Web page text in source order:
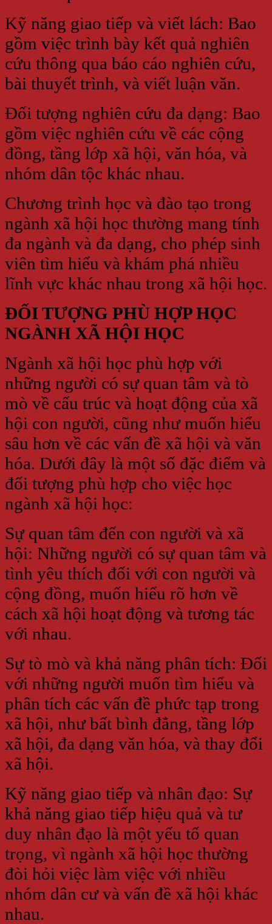
Kỹ năng giao tiếp và viết lách: Bao
gồm việc trình bày kết quả nghiên
cứu thông qua báo cáo nghiên cứu,
bài thuyết trình, và viết luận văn.
Đối tượng nghiên cứu đa dạng: Bao
gồm việc nghiên cứu về các cộng
đồng, tầng lớp xã hội, văn hóa, và
nhóm dân tộc khác nhau.
Chương trình học và đào tạo trong
ngành xã hội học thường mang tính
đa ngành và đa dạng, cho phép sinh
viên tìm hiểu và khám phá nhiều
lĩnh vực khác nhau trong xã hội học.
ĐỐI TƯỢNG PHÙ HỢP HỌC
NGÀNH XÃ HỘI HỌC
Ngành xã hội học phù hợp với
những người có sự quan tâm và tò
mò về cấu trúc và hoạt động của xã
hội con người, cũng như muốn hiểu
sâu hơn về các vấn đề xã hội và văn
hóa. Dưới đây là một số đặc điểm và
đối tượng phù hợp cho việc học
ngành xã hội học:
Sự quan tâm đến con người và xã
hội: Những người có sự quan tâm và
tình yêu thích đối với con người và
cộng đồng, muốn hiểu rõ hơn về
cách xã hội hoạt động và tương tác
với nhau.
Sự tò mò và khả năng phân tích: Đối
với những người muốn tìm hiểu và
phân tích các vấn đề phức tạp trong
xã hội, như bất bình đẳng, tầng lớp
xã hội, đa dạng văn hóa, và thay đổi
xã hội.
Kỹ năng giao tiếp và nhân đạo: Sự
khả năng giao tiếp hiệu quả và tư
duy nhân đạo là một yếu tố quan
trọng, vì ngành xã hội học thường
đòi hỏi việc làm việc với nhiều
nhóm dân cư và vấn đề xã hội khác
nhau.